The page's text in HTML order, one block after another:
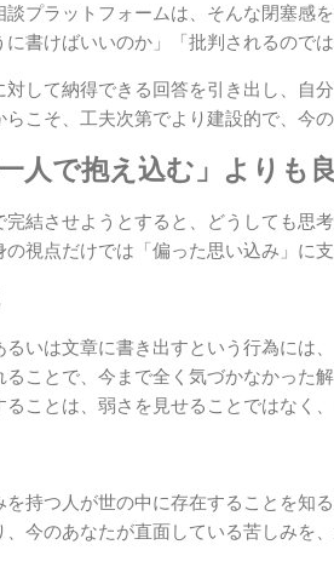
プラットフォームは、そんな閉塞感
書けばいいのか」「批判されるので
して納得できる回答を引き出し、自
こそ、工夫次第でより建設的で、今
人で抱え込む」よりも
結させようとすると、どうしても思
視点だけでは「偏った思い込み」に
いは文章に書き出すという行為には
ことで、今まで全く気づかなかった
ることは、弱さを見せることではなく
を持つ人が世の中に存在することを知
今のあなたが直面している苦しみを